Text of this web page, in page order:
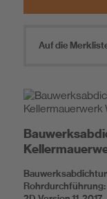
Auf die
Rohrdurchführung: